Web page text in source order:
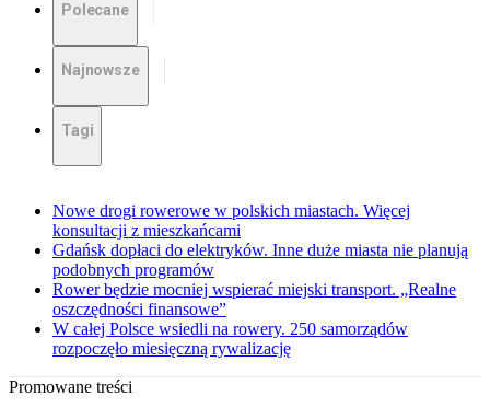
Polecane
Najnowsze
Tagi
Nowe drogi rowerowe w polskich miastach. Więcej
konsultacji z mieszkańcami
Gdańsk dopłaci do elektryków. Inne duże miasta nie planują
podobnych programów
Rower będzie mocniej wspierać miejski transport. „Realne
oszczędności finansowe”
W całej Polsce wsiedli na rowery. 250 samorządów
rozpoczęło miesięczną rywalizację
Promowane treści